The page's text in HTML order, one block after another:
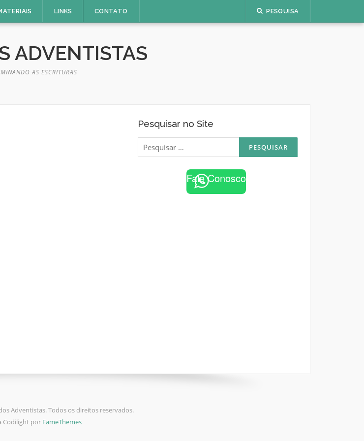
LINKS CONTATO PESQUISA
ADVENTISTAS
AS ESCRITURAS
Pesquisar no Site
Pesquisar
por:
Fale Conosco
Adventistas. Todos os direitos reservados.
Codilight por FameThemes